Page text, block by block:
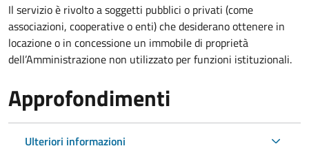
Il servizio è rivolto a soggetti pubblici o privati (come
associazioni, cooperative o enti) che desiderano ottenere in
locazione o in concessione un immobile di proprietà
dell’Amministrazione non utilizzato per funzioni istituzionali.
Approfondimenti
Ulteriori informazioni